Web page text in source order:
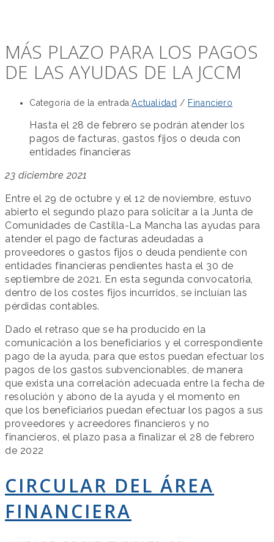
MÁS PLAZO PARA LOS PAGOS
DE LAS AYUDAS DE LA JCCM
Categoría de la entrada:Actualidad / Financiero
Hasta el 28 de febrero se podrán atender los
pagos de facturas, gastos fijos o deuda con
entidades financieras
23 diciembre 2021
Entre el 29 de octubre y el 12 de noviembre, estuvo
abierto el segundo plazo para solicitar a la Junta de
Comunidades de Castilla-La Mancha las ayudas para
atender el pago de facturas adeudadas a
proveedores o gastos fijos o deuda pendiente con
entidades financieras pendientes hasta el 30 de
septiembre de 2021. En esta segunda convocatoria,
dentro de los costes fijos incurridos, se incluían las
pérdidas contables.
Dado el retraso que se ha producido en la
comunicación a los beneficiarios y el correspondiente
pago de la ayuda, para que estos puedan efectuar los
pagos de los gastos subvencionables, de manera
que exista una correlación adecuada entre la fecha de
resolución y abono de la ayuda y el momento en
que los beneficiarios puedan efectuar los pagos a sus
proveedores y acreedores financieros y no
financieros, el plazo pasa a finalizar el 28 de febrero
de 2022
CIRCULAR DEL ÁREA
FINANCIERA